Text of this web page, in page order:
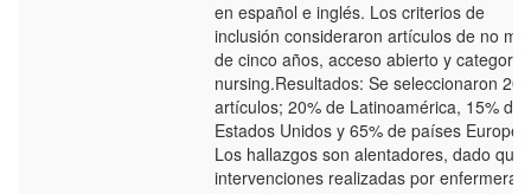
en español e inglés. Los criterios de
inclusión consideraron artículos de no
de cinco años, acceso abierto y categoría
nursing.Resultados: Se seleccionaron 20
artículos; 20% de Latinoamérica, 15% de
Estados Unidos y 65% de países
Los hallazgos son alentadores, dado que
intervenciones realizadas por enfermeras